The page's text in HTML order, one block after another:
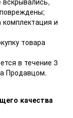
комплектация и
товара
в течение 3
Продавцом.
качества